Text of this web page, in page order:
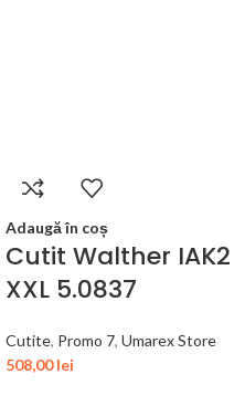
Adaugă în coș
Cutit Walther IAK2
XXL 5.0837
Cutite, Promo 7, Umarex Store
508,00lei